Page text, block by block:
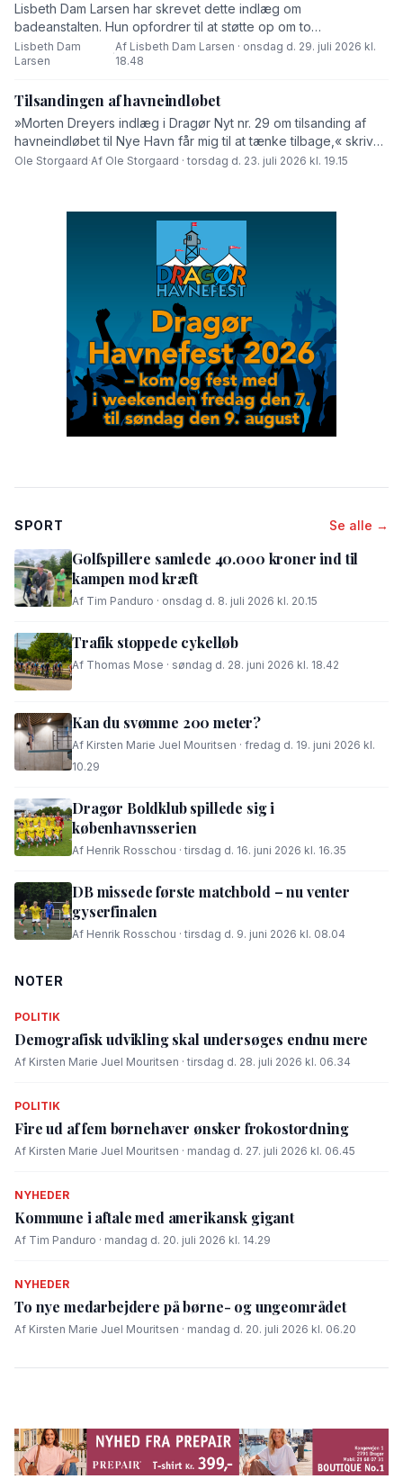
Lisbeth Dam Larsen har skrevet dette indlæg om
badeanstalten. Hun opfordrer til at støtte op om to
borgerforslag.
Lisbeth Dam
Larsen
·
Af Lisbeth Dam Larsen · onsdag d. 29. juli 2026 kl.
18.48
Tilsandingen af havneindløbet
»Morten Dreyers indlæg i Dragør Nyt nr. 29 om tilsanding af
havneindløbet til Nye Havn får mig til at tænke tilbage,« skriver
Ole Storgaard i dette debatindlæg.
Ole Storgaard·Af Ole Storgaard · torsdag d. 23. juli 2026 kl. 19.15
SPORT Se alle →
Golfspillere samlede 40.000 kroner ind til
kampen mod kræft
Af Tim Panduro · onsdag d. 8. juli 2026 kl. 20.15
Trafik stoppede cykelløb
Af Thomas Mose · søndag d. 28. juni 2026 kl. 18.42
Kan du svømme 200 meter?
Af Kirsten Marie Juel Mouritsen · fredag d. 19. juni 2026 kl.
10.29
Dragør Boldklub spillede sig i
københavnsserien
Af Henrik Rosschou · tirsdag d. 16. juni 2026 kl. 16.35
DB missede første matchbold – nu venter
gyserfinalen
Af Henrik Rosschou · tirsdag d. 9. juni 2026 kl. 08.04
NOTER
POLITIK
Demografisk udvikling skal undersøges endnu mere
Af Kirsten Marie Juel Mouritsen · tirsdag d. 28. juli 2026 kl. 06.34
POLITIK
Fire ud af fem børnehaver ønsker frokostordning
Af Kirsten Marie Juel Mouritsen · mandag d. 27. juli 2026 kl. 06.45
NYHEDER
Kommune i aftale med amerikansk gigant
Af Tim Panduro · mandag d. 20. juli 2026 kl. 14.29
NYHEDER
To nye medarbejdere på børne- og ungeområdet
Af Kirsten Marie Juel Mouritsen · mandag d. 20. juli 2026 kl. 06.20